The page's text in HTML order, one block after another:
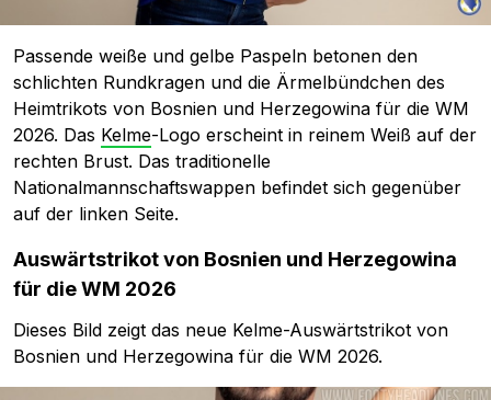
Passende weiße und gelbe Paspeln betonen den
schlichten Rundkragen und die Ärmelbündchen des
Heimtrikots von Bosnien und Herzegowina für die WM
2026. Das Kelme-Logo erscheint in reinem Weiß auf der
rechten Brust. Das traditionelle
Nationalmannschaftswappen befindet sich gegenüber
auf der linken Seite.
Auswärtstrikot von Bosnien und Herzegowina
für die WM 2026
Dieses Bild zeigt das neue Kelme-Auswärtstrikot von
Bosnien und Herzegowina für die WM 2026.